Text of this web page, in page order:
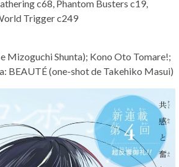
c68, Phantom Busters c19,
Trigger c249
Mizoguchi Shunta); Kono Oto Tomare!;
BEAUTÉ (one-shot de Takehiko Masui)